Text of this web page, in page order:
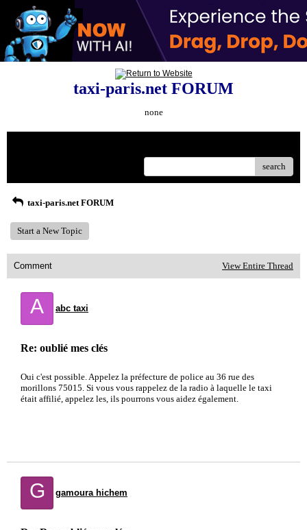
taxi-paris.net FORUM
none
search
taxi-paris.net FORUM
Start a New Topic
Comment View Entire Thread
A abc taxi
Re: oublié mes clés
Oui c'est possible. Appelez la préfecture de police au 36 rue des
morillons 75015. Si vous vous rappelez de la radio à laquelle le taxi
était affilié, appelez les, ils pourrons vous aidez également.
G gamoura hichem